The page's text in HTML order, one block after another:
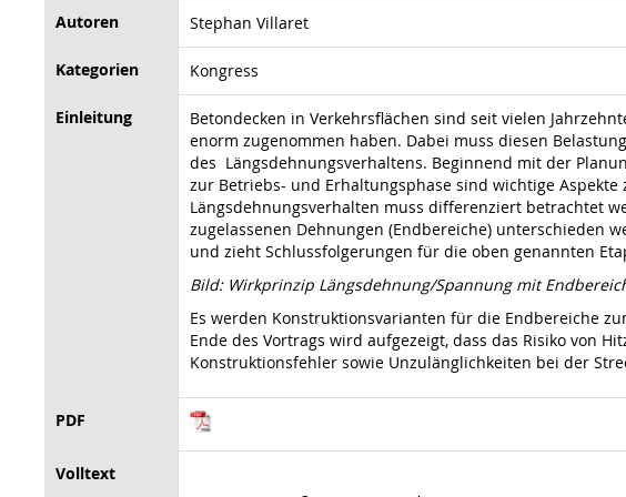
Autoren Stephan Villaret
Kategorien Kongress
Einleitung
Betondecken in Verkehrsflächen sind seit vielen
enorm zugenommen haben. Dabei muss diesen
des Längsdehnungsverhaltens. Beginnend mit der
zur Betriebs- und Erhaltungsphase sind wichtige
Längsdehnungsverhalten muss differenziert betrachtet
zugelassenen Dehnungen (Endbereiche) unterschieden
und zieht Schlussfolgerungen für die oben genannten
Bild: Wirkprinzip Längsdehnung/Spannung mit
Es werden Konstruktionsvarianten für die Endbereiche
Ende des Vortrags wird aufgezeigt, dass das Risiko von
Konstruktionsfehler sowie Unzulänglichkeiten bei der
PDF
Volltext